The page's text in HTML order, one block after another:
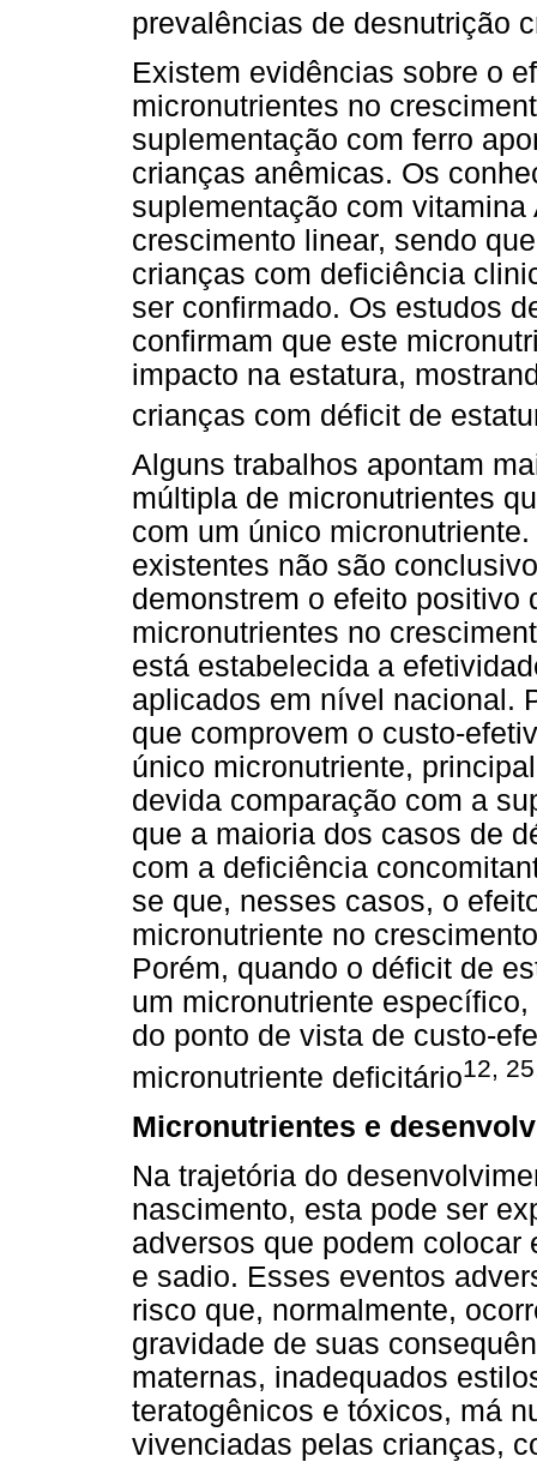
prevalências de desnutrição
Existem evidências sobre o
micronutrientes no
suplementação com ferro
crianças anêmicas. Os
suplementação com
crescimento linear, sendo
crianças com deficiência
ser confirmado. Os estudos
confirmam que este
impacto na estatura,
crianças com déficit de
Alguns trabalhos apontam
múltipla de micronutrientes
com um único
existentes não são
demonstrem o efeito positivo
micronutrientes no
está estabelecida a
aplicados em nível nacional.
que comprovem o custo-
único micronutriente,
devida comparação com a
que a maioria dos casos de
com a deficiência
se que, nesses casos, o
micronutriente no
Porém, quando o déficit de
um micronutriente
do ponto de vista de custo-
micronutriente deficitário12,
Micronutrientes e
Na trajetória do
nascimento, esta pode ser
adversos que podem
e sadio. Esses eventos
risco que, normalmente,
gravidade de suas
maternas, inadequados
teratogênicos e tóxicos, má
vivenciadas pelas crianças,